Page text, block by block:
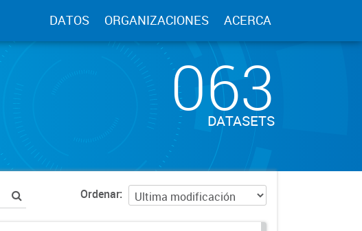
DATOS ORGANIZACIONES ACERCA
063
DATASETS
Ordenar